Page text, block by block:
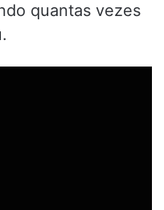
quantas vezes